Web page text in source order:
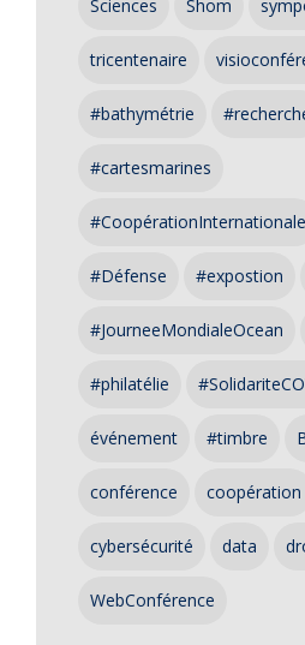
Sciences Shom
tricentenaire
#bathymétrie
#cartesmarines
#CoopérationInternationale
#Défense #expostion
#JourneeMondialeOcean
#philatélie
événement #timbre
conférence coopération
cybersécurité data
WebConférence